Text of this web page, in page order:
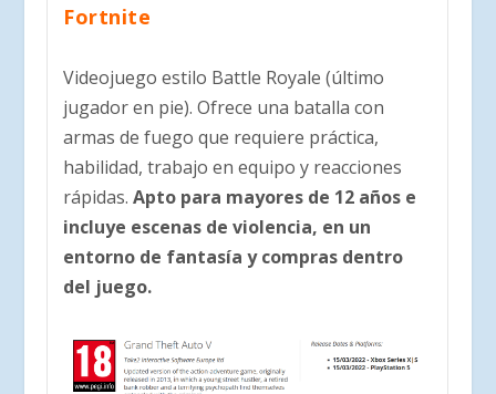
Fortnite
Videojuego estilo Battle Royale (último
jugador en pie). Ofrece una batalla con
armas de fuego que requiere práctica,
habilidad, trabajo en equipo y reacciones
rápidas.Apto para mayores de 12 años e
incluye escenas de violencia, en un
entorno de fantasía y compras dentro
del juego.